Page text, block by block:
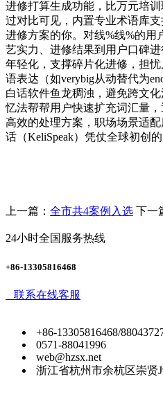
进修打算生成功能，比万元培
过对比可见，内置专业术语库
进修方案的你。对线%线%的用
艺实力、进修结果到用户口碑
年轻化，支撑碎片化进修，担
语表达（如verybig从动替代为
白话软件鱼龙稠浊，避免跨文
忆法帮帮用户快速扩充词汇量
高效的处理方案，职场场景适
话（KeliSpeak）凭仗全球初创
上一篇： 全市共4案例入选 下一
24小时全国服务热线
+86-13305816468
联系在线客服
+86-13305816468/
0571-88041996
web@hzsx.net
浙江省杭州市余杭区崇贤